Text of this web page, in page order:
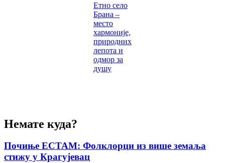
Етно село
Брана –
место
хармоније,
природних
лепота и
одмор за
душу
Немате куда?
Почиње ЕСТАМ: Фолклорци из више земаља
стижу у Крагујевац